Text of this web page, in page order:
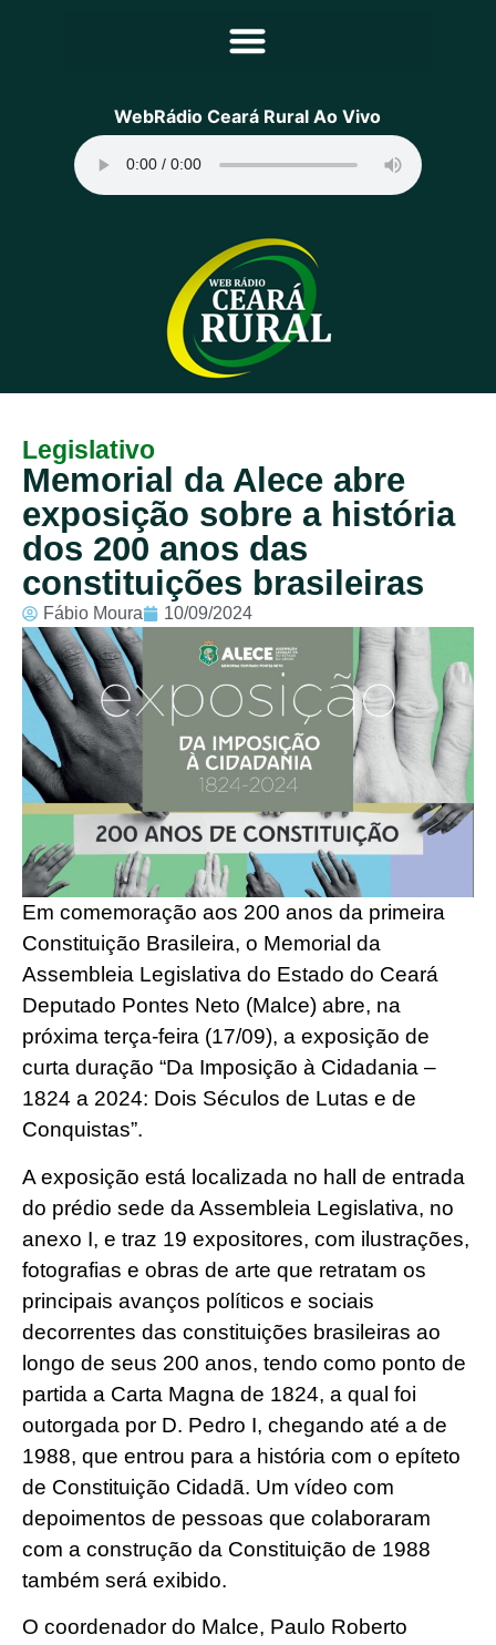
Principal
Programação
Equipe
Contato
Sobre
WebRádio Ceará Rural Ao Vivo
Legislativo
Memorial da Alece abre
exposição sobre a história
dos 200 anos das
constituições brasileiras
Fábio Moura 10/09/2024
Em comemoração aos 200 anos da primeira
Constituição Brasileira, o Memorial da
Assembleia Legislativa do Estado do Ceará
Deputado Pontes Neto (Malce) abre, na
próxima terça-feira (17/09), a exposição de
curta duração “Da Imposição à Cidadania –
1824 a 2024: Dois Séculos de Lutas e de
Conquistas”.
A exposição está localizada no hall de entrada
do prédio sede da Assembleia Legislativa, no
anexo I, e traz 19 expositores, com ilustrações,
fotografias e obras de arte que retratam os
principais avanços políticos e sociais
decorrentes das constituições brasileiras ao
longo de seus 200 anos, tendo como ponto de
partida a Carta Magna de 1824, a qual foi
outorgada por D. Pedro I, chegando até a de
1988, que entrou para a história com o epíteto
de Constituição Cidadã. Um vídeo com
depoimentos de pessoas que colaboraram
com a construção da Constituição de 1988
também será exibido.
O coordenador do Malce, Paulo Roberto